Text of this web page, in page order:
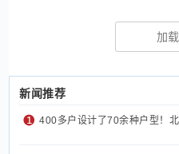
加
新闻推荐
400多户设计了70余种户型！